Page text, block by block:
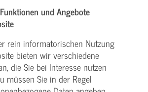
und Angebote
rein informatorischen Nutzung
bieten wir verschiedene
die Sie bei Interesse nutzen
müssen Sie in der Regel